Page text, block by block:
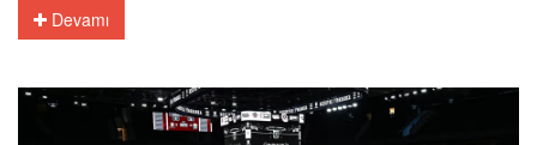
Devamı